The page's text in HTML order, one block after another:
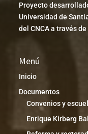
Proyecto
Universidad de
del CNCA a través
Menú
Inicio
Documentos
Convenios y
Enrique Kirberg